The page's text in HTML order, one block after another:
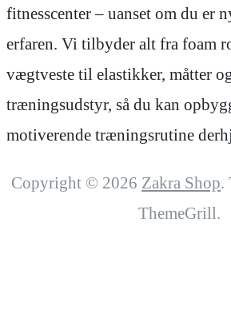
fitnesscenter – uanset om du er
erfaren. Vi tilbyder alt fra foam
vægtveste til elastikker, måtter
træningsudstyr, så du kan
motiverende træningsrutine
Copyright © 2026 Zakra Shop.
ThemeGrill.